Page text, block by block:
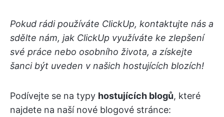
Pokud rádi používáte ClickUp, kontaktujte nás a
sdělte nám, jak ClickUp využíváte ke zlepšení
své práce nebo osobního života, a získejte
šanci být uveden v našich hostujících blozích!
Podívejte se na typy hostujících blogů, které
najdete na naší nové blogové stránce: